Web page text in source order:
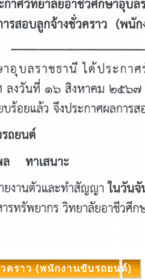
คราว (พนักงานขับรถยนต์)